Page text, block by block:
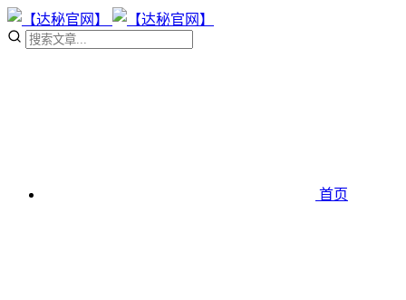
首页